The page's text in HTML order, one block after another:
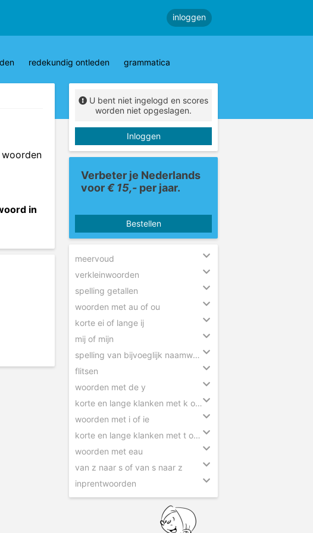
inloggen
redekundig ontleden grammatica
in
U bent niet ingelogd en scores
worden niet opgeslagen.
Inloggen
Verbeter je Nederlands
voor€ 15,- per jaar.
Bestellen
meervoud
verkleinwoorden
spelling getallen
woorden met au of ou
korte ei of lange ij
mij of mijn
spelling van bijvoeglijk naamwoorden
flitsen
woorden met de y
korte en lange klanken met k of kk
woorden met i of ie
korte en lange klanken met t of tt
woorden met eau
van z naar s of van s naar z
inprentwoorden